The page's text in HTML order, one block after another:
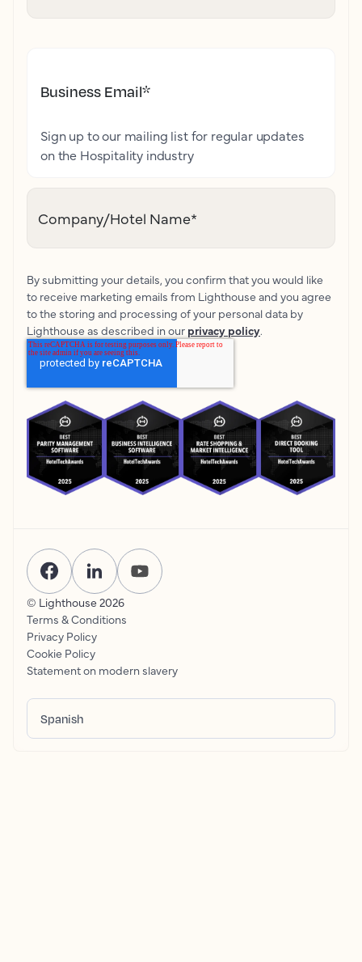
Business Email*
Sign up to our mailing list for regular updates
on the Hospitality industry
Company/Hotel Name*
By submitting your details, you confirm that you would like
to receive marketing emails from Lighthouse and you agree
to the storing and processing of your personal data by
Lighthouse as described in our privacy policy.
© Lighthouse 2026
Terms & Conditions
Privacy Policy
Cookie Policy
Statement on modern slavery
Spanish